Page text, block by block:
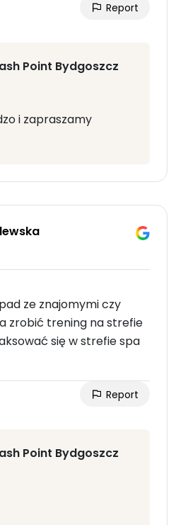
Report
Point Bydgoszcz
i zapraszamy
ze znajomymi czy
zrobić trening na strefie
się w strefie spa
Report
Point Bydgoszcz